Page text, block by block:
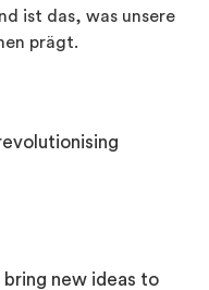
ist das, was unsere
prägt.
new ideas to